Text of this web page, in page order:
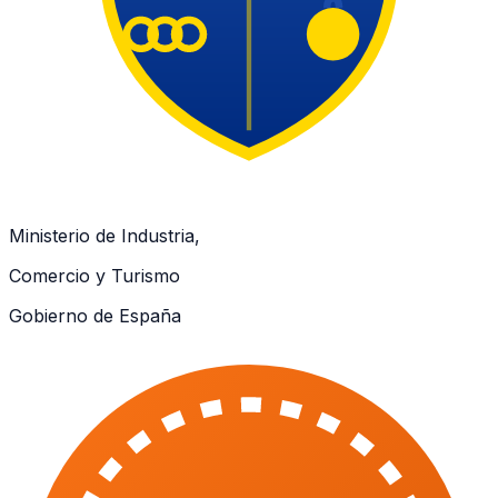
Ministerio de Industria,
Comercio y Turismo
Gobierno de España